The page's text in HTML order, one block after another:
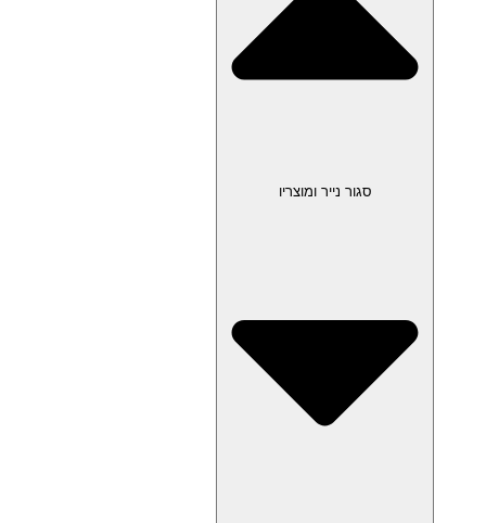
סגור נייר ומוצריו